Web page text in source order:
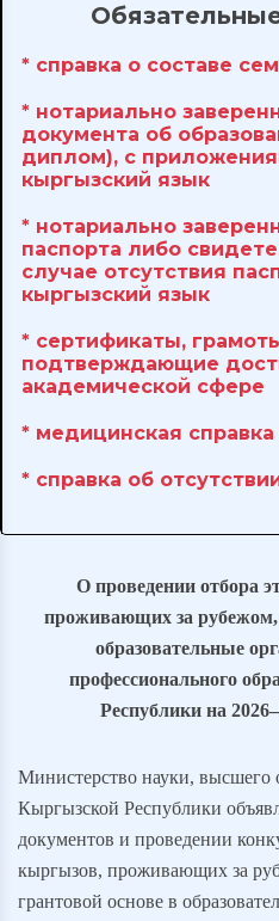
* справка о составе
* нотариально
документа об
диплом), с
кыргызский язык
* нотариально
паспорта либо
случае отсутствия
кыргызский язык
* сертификаты,
подтверждающие
академической сфере
* медицинская
* справка об
О проведении отбора
проживающих за рубежом,
образовательные
профессионального
Республики на
Министерство науки, высшего
Кыргызской Республики
документов и проведении
кыргызов, проживающих за
грантовой основе в